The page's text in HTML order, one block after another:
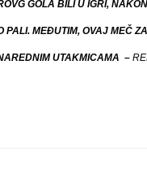
GOLA BILI U IGRI,
PALI. MEĐUTIM, OVAJ MEČ
UTAKMICAMA –